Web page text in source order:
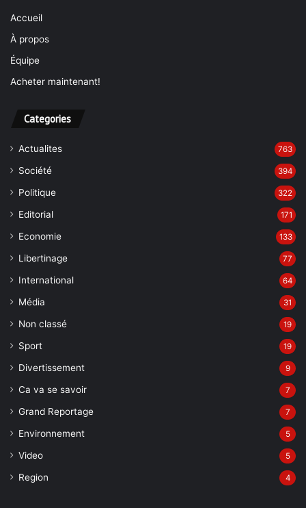
Accueil
À propos
Équipe
Acheter maintenant!
Categories
Actualites 763
Société 394
Politique 322
Editorial 171
Economie 133
Libertinage 77
International 64
Média 31
Non classé 19
Sport 19
Divertissement 9
Ca va se savoir 7
Grand Reportage 7
Environnement 5
Video 5
Region 4